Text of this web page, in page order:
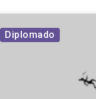
Diplomado